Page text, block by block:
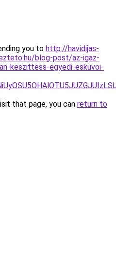
you to http://havidijas-
blog-post/az-igaz-
keszittess-egyedi-eskuvoi-
that page, you can return to